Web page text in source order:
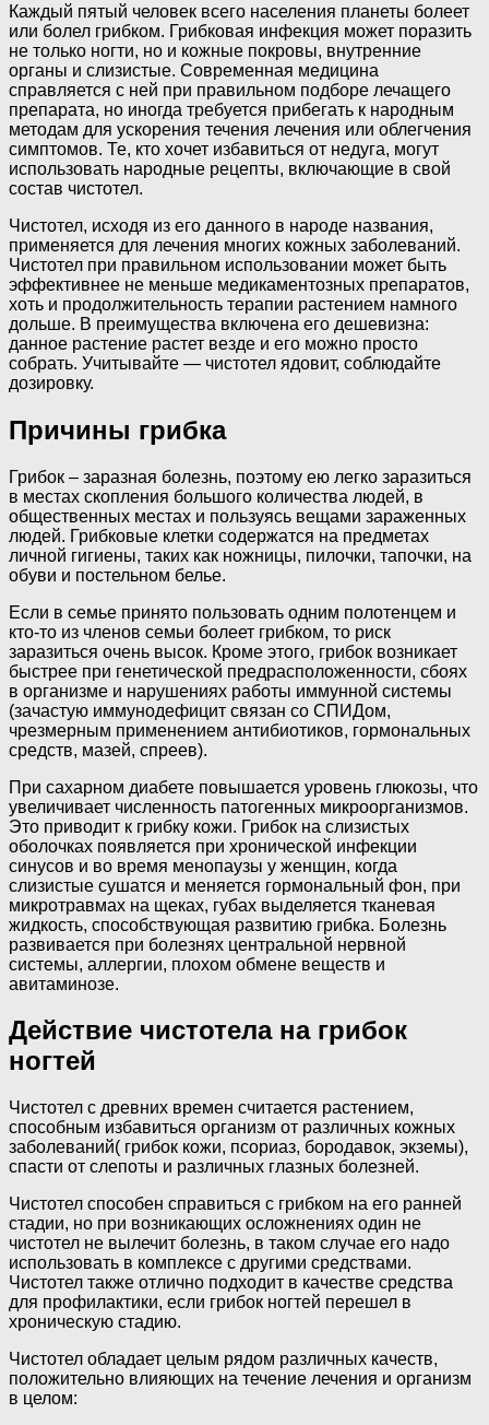
Каждый пятый человек всего населения планеты болеет
или болел грибком. Грибковая инфекция может поразить
не только ногти, но и кожные покровы, внутренние
органы и слизистые. Современная медицина
справляется с ней при правильном подборе лечащего
препарата, но иногда требуется прибегать к народным
методам для ускорения течения лечения или облегчения
симптомов. Те, кто хочет избавиться от недуга, могут
использовать народные рецепты, включающие в свой
состав чистотел.
Чистотел, исходя из его данного в народе названия,
применяется для лечения многих кожных заболеваний.
Чистотел при правильном использовании может быть
эффективнее не меньше медикаментозных препаратов,
хоть и продолжительность терапии растением намного
дольше. В преимущества включена его дешевизна:
данное растение растет везде и его можно просто
собрать. Учитывайте — чистотел ядовит, соблюдайте
дозировку.
Причины грибка
Грибок – заразная болезнь, поэтому ею легко заразиться
в местах скопления большого количества людей, в
общественных местах и пользуясь вещами зараженных
людей. Грибковые клетки содержатся на предметах
личной гигиены, таких как ножницы, пилочки, тапочки, на
обуви и постельном белье.
Если в семье принято пользовать одним полотенцем и
кто-то из членов семьи болеет грибком, то риск
заразиться очень высок. Кроме этого, грибок возникает
быстрее при генетической предрасположенности, сбоях
в организме и нарушениях работы иммунной системы
(зачастую иммунодефицит связан со СПИДом,
чрезмерным применением антибиотиков, гормональных
средств, мазей, спреев).
При сахарном диабете повышается уровень глюкозы, что
увеличивает численность патогенных микроорганизмов.
Это приводит к грибку кожи. Грибок на слизистых
оболочках появляется при хронической инфекции
синусов и во время менопаузы у женщин, когда
слизистые сушатся и меняется гормональный фон, при
микротравмах на щеках, губах выделяется тканевая
жидкость, способствующая развитию грибка. Болезнь
развивается при болезнях центральной нервной
системы, аллергии, плохом обмене веществ и
авитаминозе.
Действие чистотела на грибок
ногтей
Чистотел с древних времен считается растением,
способным избавиться организм от различных кожных
заболеваний( грибок кожи, псориаз, бородавок, экземы),
спасти от слепоты и различных глазных болезней.
Чистотел способен справиться с грибком на его ранней
стадии, но при возникающих осложнениях один не
чистотел не вылечит болезнь, в таком случае его надо
использовать в комплексе с другими средствами.
Чистотел также отлично подходит в качестве средства
для профилактики, если грибок ногтей перешел в
хроническую стадию.
Чистотел обладает целым рядом различных качеств,
положительно влияющих на течение лечения и организм
в целом: